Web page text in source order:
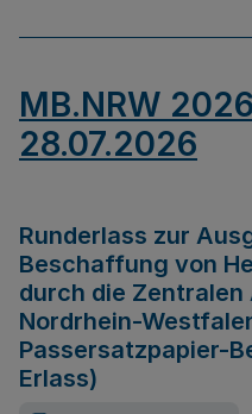
MB.NRW
28.07.2026
Runderlass zur
Beschaffung von
durch die
Nordrhein-
Passersatzpapier-
Erlass)